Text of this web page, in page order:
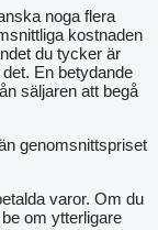
noga flera
kostnaden
du tycker är
En betydande
säljaren att begå
genomsnittspriset
varor. Om du
om ytterligare